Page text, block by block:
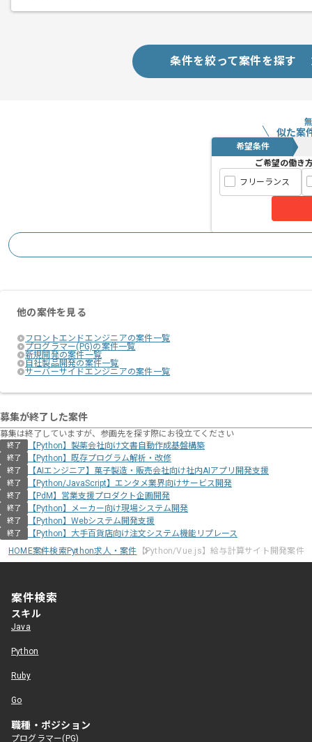
レバテック実績があり、現場の雰囲気も
条件を絞って案件を探す
似た案
希望条件
ご希望の働き
フリーランス
他の案件を見る
フロントエンドエンジニアの案件一覧
プログラマー(PG)の案件一覧
新規開発の案件一覧
自社製品開発の案件一覧
サーバーサイドエンジニアの案件一覧
募集が終了した案件
募集は終了していますが、参画先を探す際にお役立てください
終了 【Python】製薬会社向け文書自動作成基盤構築
終了 【Python】既存プログラム解析・改修
終了 【AIエンジニア】菓子製造・販売会社向け社内AIアプリ開発支援
終了 【Python/JavaScript】エンタメ業界向けサービス開発
終了 【PdM】営業支援プロダクト企画開発
終了 【Python】メーカー向け現場システム開発
終了 【Python】Webシステム開発支援
終了
【Python】大手百貨店向け注文システム機能リプレース
HOME案件検索Python求人・案件 【Python/Vue.js】給与計算サイト開発案件
案件検索
スキル
Java
Python
Ruby
Go
職種・ポジション
プログラマー(PG)